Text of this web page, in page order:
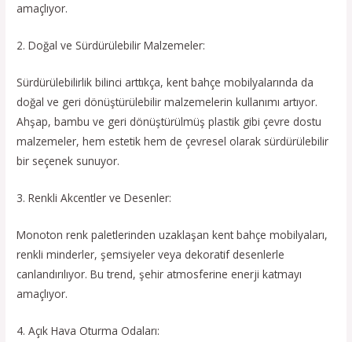
amaçlıyor.
2. Doğal ve Sürdürülebilir Malzemeler:
Sürdürülebilirlik bilinci arttıkça, kent bahçe mobilyalarında da
doğal ve geri dönüştürülebilir malzemelerin kullanımı artıyor.
Ahşap, bambu ve geri dönüştürülmüş plastik gibi çevre dostu
malzemeler, hem estetik hem de çevresel olarak sürdürülebilir
bir seçenek sunuyor.
3. Renkli Akcentler ve Desenler:
Monoton renk paletlerinden uzaklaşan kent bahçe mobilyaları,
renkli minderler, şemsiyeler veya dekoratif desenlerle
canlandırılıyor. Bu trend, şehir atmosferine enerji katmayı
amaçlıyor.
4. Açık Hava Oturma Odaları: